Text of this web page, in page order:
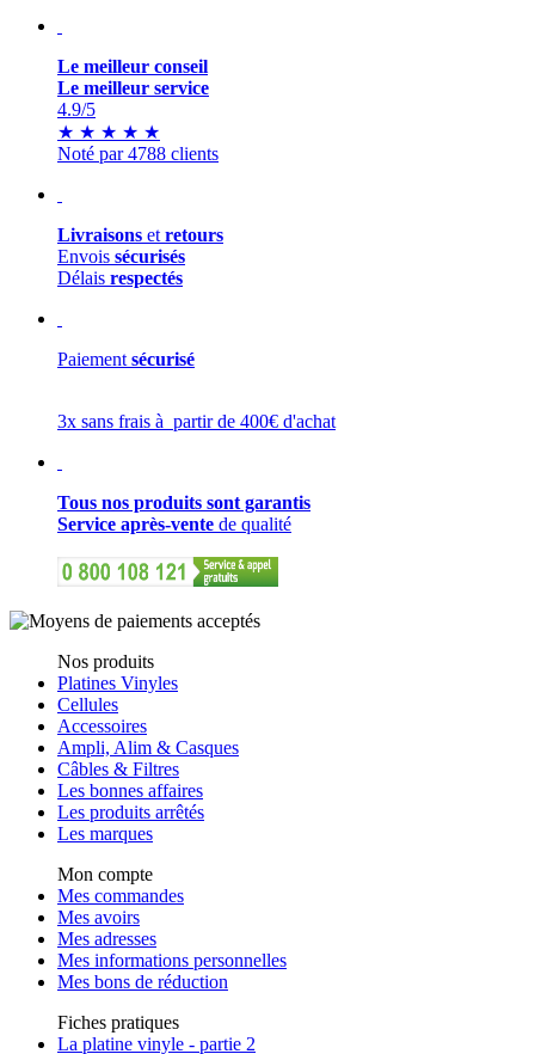
Le meilleur conseil
Le meilleur service
4.9/5
★ ★ ★ ★ ★
Noté par 4788 clients
Livraisons et retours
Envois sécurisés
Délais respectés
Paiement sécurisé
3x sans frais à partir de 400€ d'achat
Tous nos produits sont garantis
Service après-vente de qualité
Nos produits
Platines Vinyles
Cellules
Accessoires
Ampli, Alim & Casques
Câbles & Filtres
Les bonnes affaires
Les produits arrêtés
Les marques
Mon compte
Mes commandes
Mes avoirs
Mes adresses
Mes informations personnelles
Mes bons de réduction
Fiches pratiques
La platine vinyle - partie 2